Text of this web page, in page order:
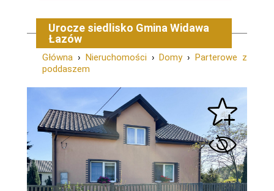
Urocze siedlisko Gmina Widawa
Łazów
Główna › Nieruchomości ›Domy›Parterowe z
poddaszem